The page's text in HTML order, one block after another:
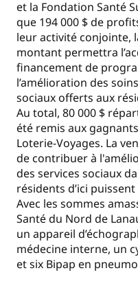
et la Fondation Santé
que 194 000 $ de
leur activité conjointe,
montant permettra
financement de
l’amélioration des
sociaux offerts aux
Au total, 80 000 $
été remis aux
Loterie-Voyages. La
de contribuer à
des services sociaux
résidents d’ici
Avec les sommes
Santé du Nord de
un appareil
médecine interne, un
et six Bipap en